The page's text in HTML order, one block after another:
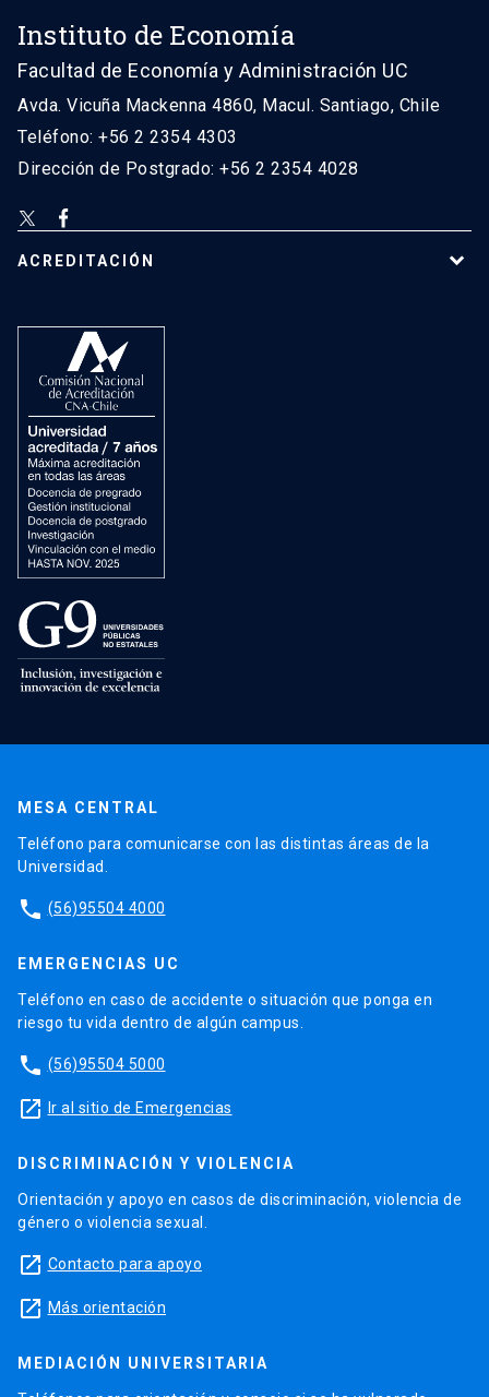
Instituto de Economía
Facultad de Economía y Administración UC
Avda. Vicuña Mackenna 4860, Macul. Santiago, Chile
Teléfono: +56 2 2354 4303
Dirección de Postgrado: +56 2 2354 4028
ACREDITACIÓN
MESA CENTRAL
Teléfono para comunicarse con las distintas áreas de la
Universidad.
phone (56)95504 4000
EMERGENCIAS UC
Teléfono en caso de accidente o situación que ponga en
riesgo tu vida dentro de algún campus.
phone (56)95504 5000
launch Ir al sitio de Emergencias
DISCRIMINACIÓN Y VIOLENCIA
Orientación y apoyo en casos de discriminación, violencia de
género o violencia sexual.
launch Contacto para apoyo
launch Más orientación
MEDIACIÓN UNIVERSITARIA